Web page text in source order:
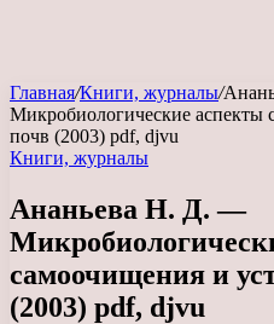
Главная/Книги, журналы/
Микробиологические аспекты
почв (2003) pdf, djvu
Книги, журналы
Ананьева Н. Д. —
самоочищения и
(2003) pdf, djvu